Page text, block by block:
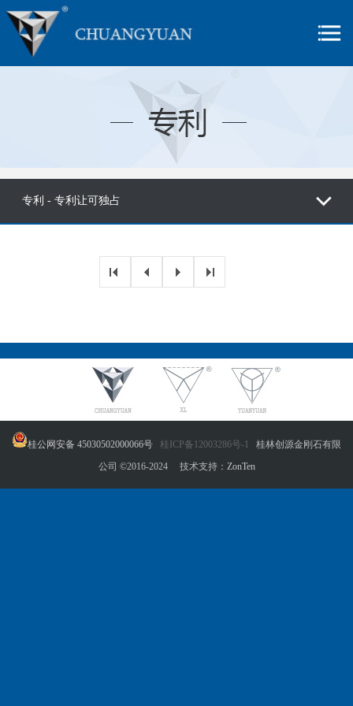
专利 - 专利让可独占
桂公网安备 45030502000066号 桂ICP备12003286号-1
桂林创源金刚石有限
公司 ©2016-2024 技术支持： ZonTen